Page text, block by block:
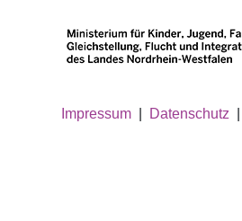
Impressum Datenschutz